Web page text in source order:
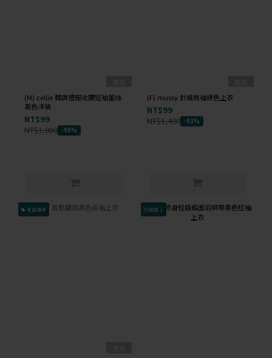
(M) cellie 韓牌禮服收腰短袖蕾絲
黑色洋裝
NT$99
NT$1,000 -90%
(F) mussy 針織無袖綠色上衣
NT$99
NT$1,400 -93%
會員獨享 已降價↓